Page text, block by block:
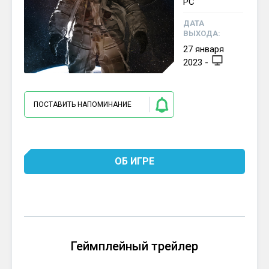
ПОСТАВИТЬ НАПОМИНАНИЕ
ДАТА
ВЫХОДА:
27 января
2023 -
ОБ ИГРЕ
Геймплейный трейлер